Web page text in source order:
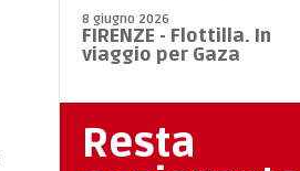
8 giugno 2026
FIRENZE - Flottilla. In
viaggio per Gaza
Resta